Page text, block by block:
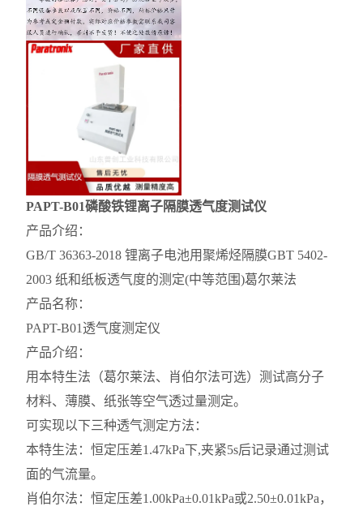
PAPT-B01磷酸铁锂离子隔膜透气度测试仪
产品介绍：
GB/T 36363-2018 锂离子电池用聚烯烃隔膜GBT 5402-
2003 纸和纸板透气度的测定(中等范围)葛尔莱法
产品名称：
PAPT-B01透气度测定仪
产品介绍：
用本特生法（葛尔莱法、肖伯尔法可选）测试高分子
材料、薄膜、纸张等空气透过量测定。
可实现以下三种透气测定方法：
本特生法：恒定压差1.47kPa下,夹紧5s后记录通过测试
面的气流量。
肖伯尔法：恒定压差1.00kPa±0.01kPa或2.50±0.01kPa，